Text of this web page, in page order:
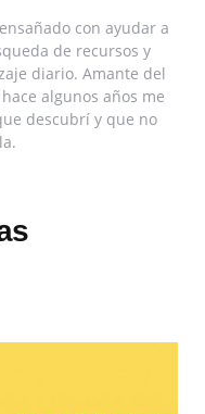
con ayudar a
de recursos y
diario. Amante del
algunos años me
descubrí y que no